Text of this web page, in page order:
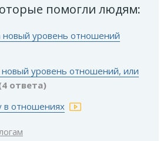
помогли людям:
новый уровень отношений
уровень отношений, или
ответа)
в отношениях